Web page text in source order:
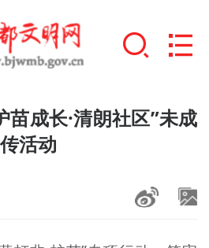
苗成长·清朗社区”未成
活动